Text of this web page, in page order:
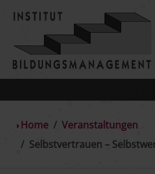
Home
Veranstaltungen
Selbstvertrauen –